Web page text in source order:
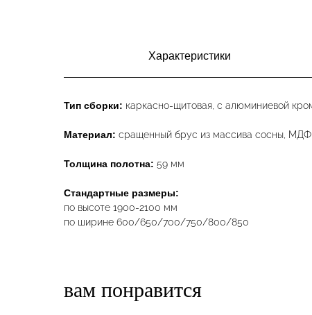
Характеристики
Тип сборки: каркасно-щитовая, с алюминиевой
Материал: сращенный брус из массива сосны,
Толщина полотна: 59 мм
Стандартные размеры:
по высоте 1900-2100 мм
по ширине 600/650/700/750/800/850
вам понравится